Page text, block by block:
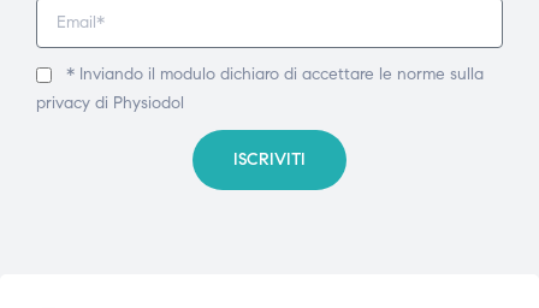
* Inviando il modulo dichiaro di accettare le norme sulla
privacy di Physiodol
ISCRIVITI